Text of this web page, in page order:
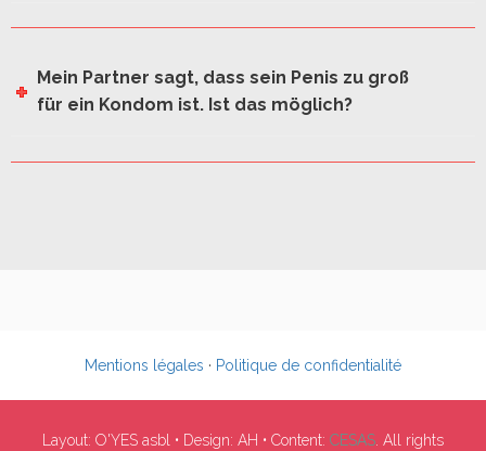
Mein Partner sagt, dass sein Penis zu groß
für ein Kondom ist. Ist das möglich?
Mentions légales · Politique de confidentialité
Layout: O'YES asbl • Design: AH • Content: CESAS . All rights